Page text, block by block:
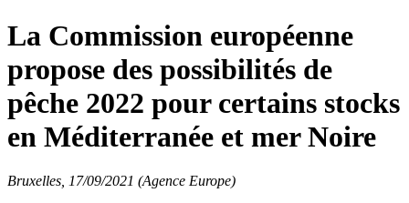
La Commission européenne
propose des possibilités de
pêche 2022 pour certains stocks
en Méditerranée et mer Noire
Bruxelles, 17/09/2021 (Agence Europe)